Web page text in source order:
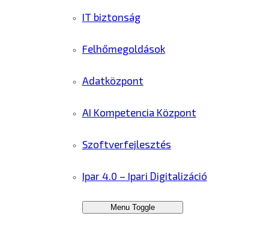
IT biztonság
Felhőmegoldások
Adatközpont
AI Kompetencia Központ
Szoftverfejlesztés
Ipar 4.0 – Ipari Digitalizáció
Menu Toggle